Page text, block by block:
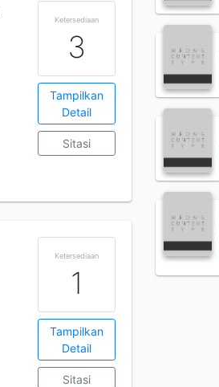
Ketersediaan
3
Tampilkan
Detail
Sitasi
Ketersediaan
1
Tampilkan
Detail
Sitasi